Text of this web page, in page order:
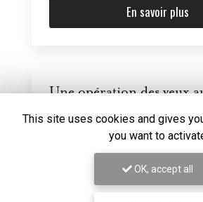
En savoir plus
Une opération des yeux
Une chirurgie réfractive par laser
être remboursée....
This site uses cookies and gives
you want to
OK, accept all